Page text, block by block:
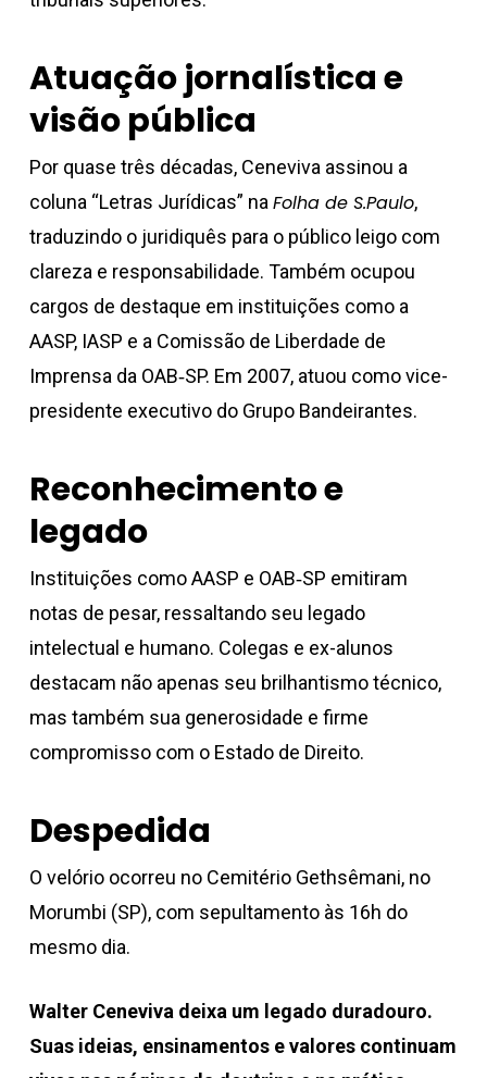
Atuação jornalística e
visão pública
Por quase três décadas, Ceneviva assinou a
coluna “Letras Jurídicas” na Folha de S.Paulo,
traduzindo o juridiquês para o público leigo com
clareza e responsabilidade. Também ocupou
cargos de destaque em instituições como a
AASP, IASP e a Comissão de Liberdade de
Imprensa da OAB‑SP. Em 2007, atuou como vice-
presidente executivo do Grupo Bandeirantes.
Reconhecimento e
legado
Instituições como AASP e OAB‑SP emitiram
notas de pesar, ressaltando seu legado
intelectual e humano. Colegas e ex-alunos
destacam não apenas seu brilhantismo técnico,
mas também sua generosidade e firme
compromisso com o Estado de Direito.
Despedida
O velório ocorreu no Cemitério Gethsêmani, no
Morumbi (SP), com sepultamento às 16h do
mesmo dia.
Walter Ceneviva deixa um legado duradouro.
Suas ideias, ensinamentos e valores continuam